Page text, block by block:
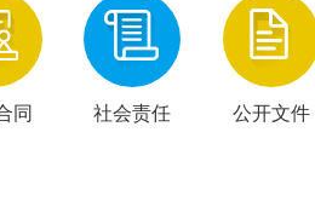
同 社会责任 公开文件